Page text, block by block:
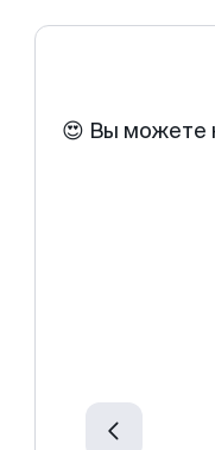
😍 Вы можете